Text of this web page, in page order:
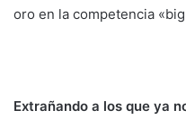
oro en la competencia
Extrañando a los que ya